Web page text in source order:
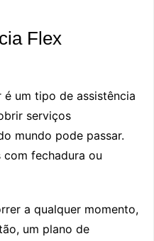
Flex
um tipo de assistência
serviços
mundo pode passar.
com fechadura ou
a qualquer momento,
um plano de